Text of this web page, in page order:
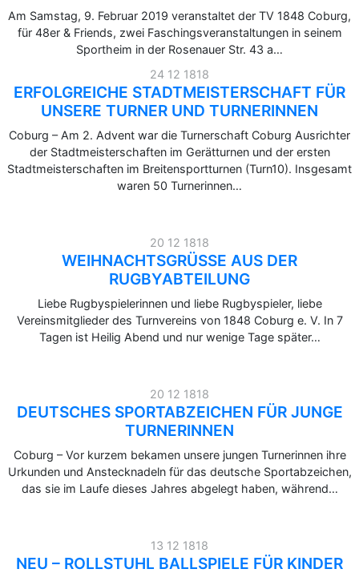
Am Samstag, 9. Februar 2019 veranstaltet der TV 1848 Coburg,
für 48er & Friends, zwei Faschingsveranstaltungen in seinem
Sportheim in der Rosenauer Str. 43 a…
24 12 1818
ERFOLGREICHE STADTMEISTERSCHAFT FÜR
UNSERE TURNER UND TURNERINNEN
Coburg – Am 2. Advent war die Turnerschaft Coburg Ausrichter
der Stadtmeisterschaften im Gerätturnen und der ersten
Stadtmeisterschaften im Breitensportturnen (Turn10). Insgesamt
waren 50 Turnerinnen…
20 12 1818
WEIHNACHTSGRÜSSE AUS DER R
UGBYABTEILUNG
Liebe Rugbyspielerinnen und liebe Rugbyspieler, liebe
Vereinsmitglieder des Turnvereins von 1848 Coburg e. V. In 7
Tagen ist Heilig Abend und nur wenige Tage später…
20 12 1818
DEUTSCHES SPORTABZEICHEN FÜR JUNGE
TURNERINNEN
Coburg – Vor kurzem bekamen unsere jungen Turnerinnen ihre
Urkunden und Anstecknadeln für das deutsche Sportabzeichen,
das sie im Laufe dieses Jahres abgelegt haben, während…
13 12 1818
NEU – ROLLSTUHL BALLSPIELE FÜR KINDER